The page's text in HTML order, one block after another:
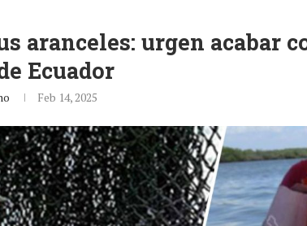
aranceles: urgen acabar
Ecuador
Feb 14, 2025